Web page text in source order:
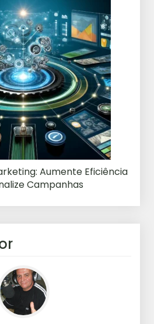
Aumente Eficiência
Campanhas